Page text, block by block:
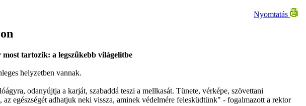
Nyomtatás
tartozik: a legszűkebb világelitbe
helyzetben vannak.
odanyújtja a karját, szabaddá teszi a mellkasát. Tünete, vérképe, szövettani
egészségét adhatjuk neki vissza, aminek védelmére felesküdtünk" - fogalmazott a rektor